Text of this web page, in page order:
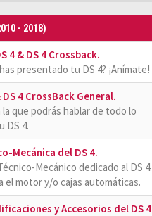
- 2018)
4 & DS 4 Crossback.
presentado tu DS 4? ¡Anímate!
DS 4 CrossBack General.
la que podrás hablar de todo lo
DS 4.
Mecánica del DS 4.
Mecánico dedicado al DS
el motor y/o cajas automáticas.
y Accesorios del DS